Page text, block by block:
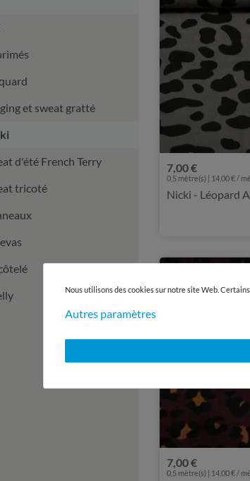
et sweat gratté
d'été French Terry
tricoté
7,00 €
0,5 mètre(s) | 14,00 € /
Nicki - Léopard
7,00 €
0,5 mètre(s) | 14,00 € /
Nous utilisons des cookies sur notre site Web.
Autres paramètres